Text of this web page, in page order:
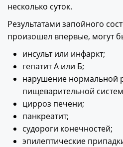
несколько суток.
Результатами запойного
произошел впервые, могут
инсульт или инфаркт;
гепатит А или Б;
нарушение нормальной
пищеварительной
цирроз печени;
панкреатит;
судороги конечностей;
эпилептические